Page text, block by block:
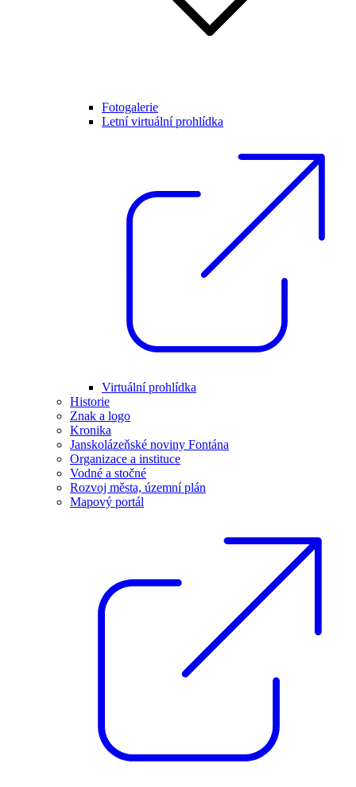
Fotogalerie
Letní virtuální prohlídka
Virtuální prohlídka
Historie
Znak a logo
Kronika
Janskolázeňské noviny Fontána
Organizace a instituce
Vodné a stočné
Rozvoj města, územní plán
Mapový portál